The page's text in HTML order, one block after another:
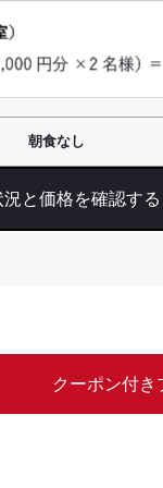
朝食なし
と価格を確認する
クーポン付き